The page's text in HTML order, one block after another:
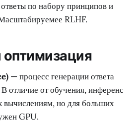
по набору принципов и
RLHF.
— процесс генерации ответа
отличие от обучения, инференс
вычислениям, но для больших
GPU.